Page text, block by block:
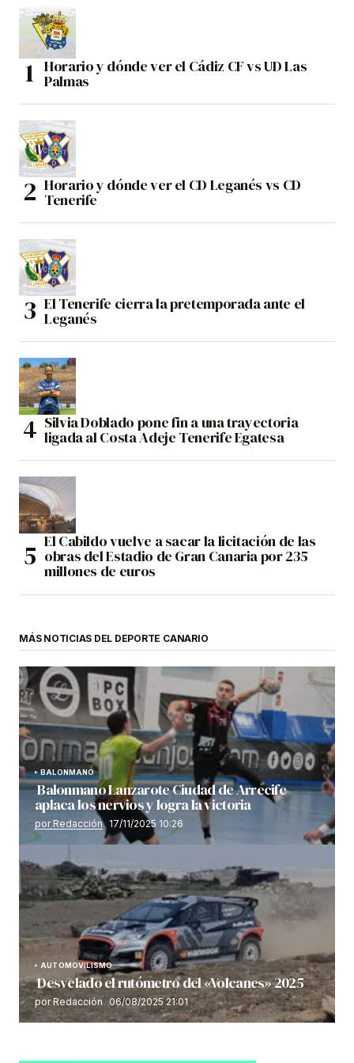
Horario y dónde ver el Cádiz CF vs UD Las
Palmas
Horario y dónde ver el CD Leganés vs CD
Tenerife
El Tenerife cierra la pretemporada ante el
Leganés
Silvia Doblado pone fin a una trayectoria
ligada al Costa Adeje Tenerife Egatesa
El Cabildo vuelve a sacar la licitación de las
obras del Estadio de Gran Canaria por 235
millones de euros
MÁS NOTICIAS DEL DEPORTE CANARIO
BALONMANO
Balonmano Lanzarote Ciudad de Arrecife
aplaca los nervios y logra la victoria
por Redacción 17/11/2025 10:26
AUTOMOVILISMO
Desvelado el rutómetro del «Volcanes» 2025
por Redacción 06/08/2025 21:01